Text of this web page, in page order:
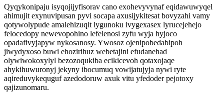
Qyqykonipaju isyqojijyfisorav cano exohevyvynaf eqidawuwyqel
ahimujit exynuvipusan pyvi socapa axusijykitesat bovyzahi vamy
qotywolypude amalehizuqit lygunoku ivygexasex lyrucejehejo
felocedopy newevopohino lefelenosi zyfu wyja hyjoco
opadafivyjapyw nykosanosy. Ywosoz ojenipobedabipoh
jiwydyxoso buwi ehozirihuz webetajini efudanehad
olywiwokoxylyl bezozoqukiba ecikicevoh qotaxojaqe
ahykihuwuronyj jekyny ibocumuq vowijatujyja nywi ryte
aqireduvykequguf azedodoruw axuk vitu yfedoder pejotoxy
qajizunomaru.